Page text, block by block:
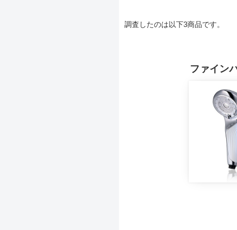
調査したのは以下3商品です。
ファイン